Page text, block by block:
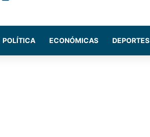
POLÍTICA ECONÓMICAS DEPORTES